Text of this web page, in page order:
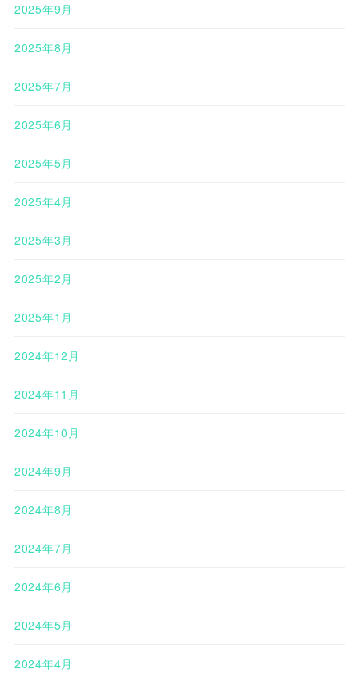
2025年9月
2025年8月
2025年7月
2025年6月
2025年5月
2025年4月
2025年3月
2025年2月
2025年1月
2024年12月
2024年11月
2024年10月
2024年9月
2024年8月
2024年7月
2024年6月
2024年5月
2024年4月